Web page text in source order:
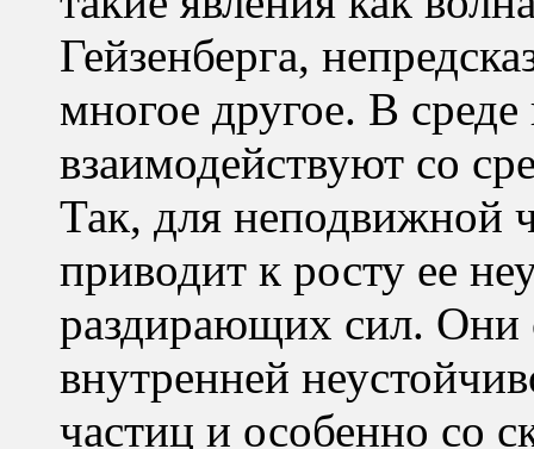
Гейзенберга,
многое другое. В
взаимодействуют
Так, для неподвижной
приводит к росту ее
раздирающих сил. Они
внутренней
частиц и особенно со